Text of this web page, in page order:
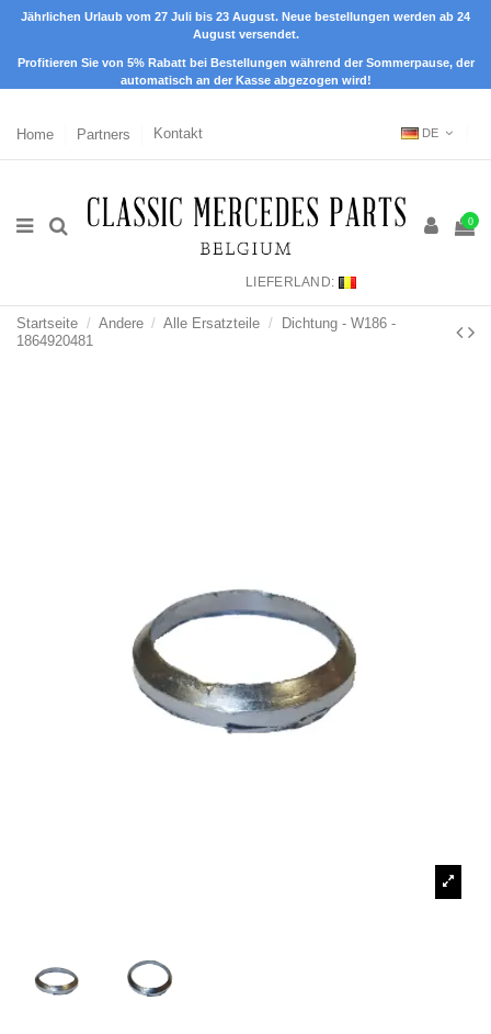
Jährlichen Urlaub vom 27 Juli bis 23 August. Neue bestellungen werden ab 24
August versendet.
Profitieren Sie von 5% Rabatt bei Bestellungen während der Sommerpause, der
automatisch an der Kasse abgezogen wird!
Home Partners Kontakt DE
0
LIEFERLAND:
Startseite Andere Alle Ersatzteile
Dichtung - W186 -
1864920481